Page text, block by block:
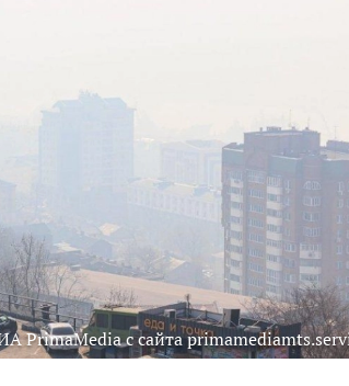
PrimaMedia с сайта